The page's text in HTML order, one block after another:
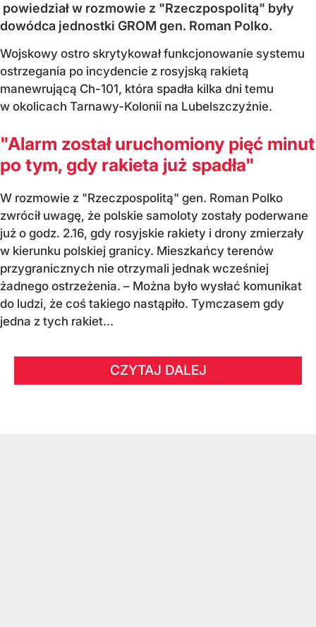
powiedział w rozmowie z "Rzeczpospolitą" były
dowódca jednostki GROM gen. Roman Polko.
Wojskowy ostro skrytykował funkcjonowanie systemu
ostrzegania po incydencie z rosyjską rakietą
manewrującą Ch-101, która spadła kilka dni temu
w okolicach Tarnawy-Kolonii na Lubelszczyźnie.
"Alarm został uruchomiony pięć minut
po tym, gdy rakieta już spadła"
W rozmowie z "Rzeczpospolitą" gen. Roman Polko
zwrócił uwagę, że polskie samoloty zostały poderwane
już o godz. 2.16, gdy rosyjskie rakiety i drony zmierzały
w kierunku polskiej granicy. Mieszkańcy terenów
przygranicznych nie otrzymali jednak wcześniej
żadnego ostrzeżenia. – Można było wysłać komunikat
do ludzi, że coś takiego nastąpiło. Tymczasem gdy
jedna z tych rakiet...
CZYTAJ DALEJ